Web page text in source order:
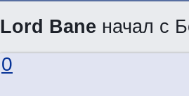
Lord Bane начал с
0